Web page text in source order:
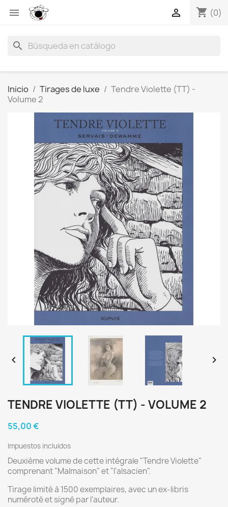
 shopping_cart (0)

search
Inicio Tirages de luxe
Tendre Violette (TT) -
Volume 2
 
TENDRE VIOLETTE (TT) - VOLUME 2
55,00 €
Impuestos incluidos
Deuxième volume de cette intégrale "Tendre Violette"
comprenant "Malmaison" et "l'alsacien".
Tirage limité à 1500 exemplaires, avec un ex-libris
numéroté et signé par l'auteur.